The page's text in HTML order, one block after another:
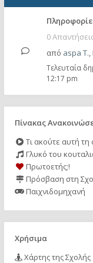
0
από aspa T.,
Τελευταία
12:17 pm
Πίνακας
Τι ακούτε αυτή τη
Γλυκό του
Πρωτοετής;!
Πρόσβαση στη
Παιχνιδομηχανή
Χρήσιμα
Χάρτης της Σχολής